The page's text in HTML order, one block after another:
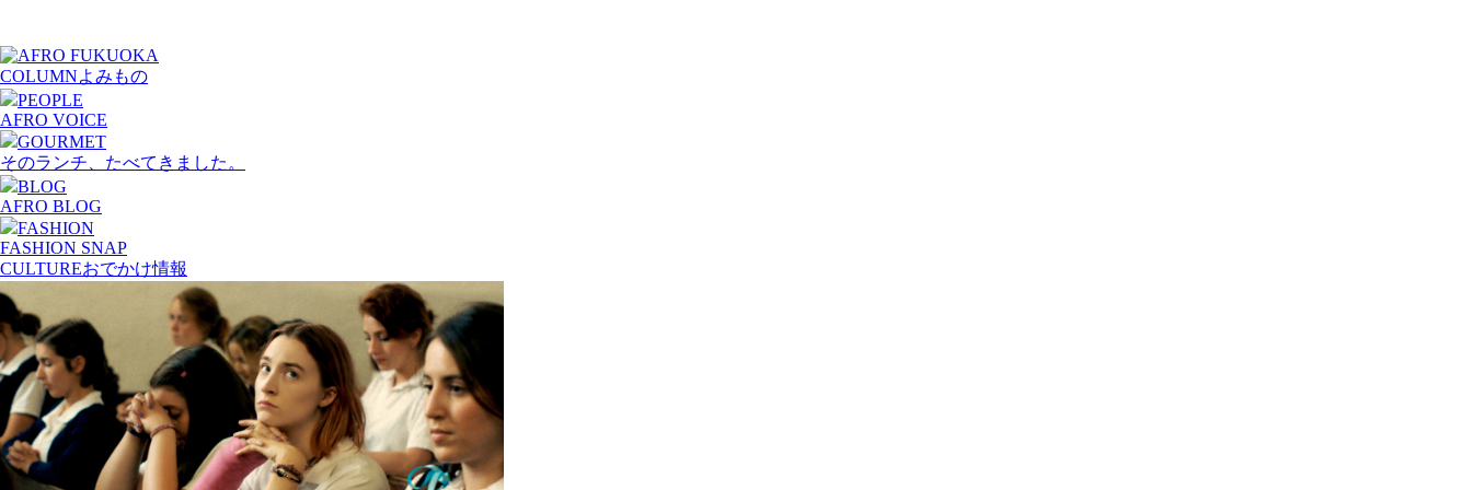
COLUMNよみもの
PEOPLE
AFRO VOICE
GOURMET
そのランチ、たべてきました。
BLOG
AFRO BLOG
FASHION
FASHION SNAP
CULTUREおでかけ情報